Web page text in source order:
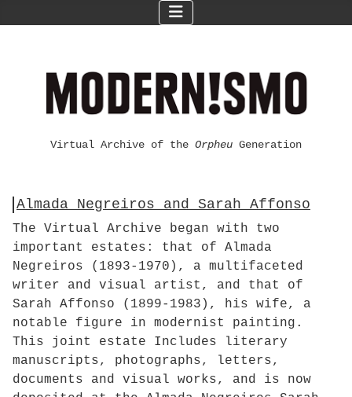
Virtual Archive of the Orpheu Generation
Almada Negreiros and Sarah Affonso
The Virtual Archive began with two
important estates: that of Almada
Negreiros (1893-1970), a multifaceted
writer and visual artist, and that of
Sarah Affonso (1899-1983), his wife, a
notable figure in modernist painting.
This joint estate Includes literary
manuscripts, photographs, letters,
documents and visual works, and is now